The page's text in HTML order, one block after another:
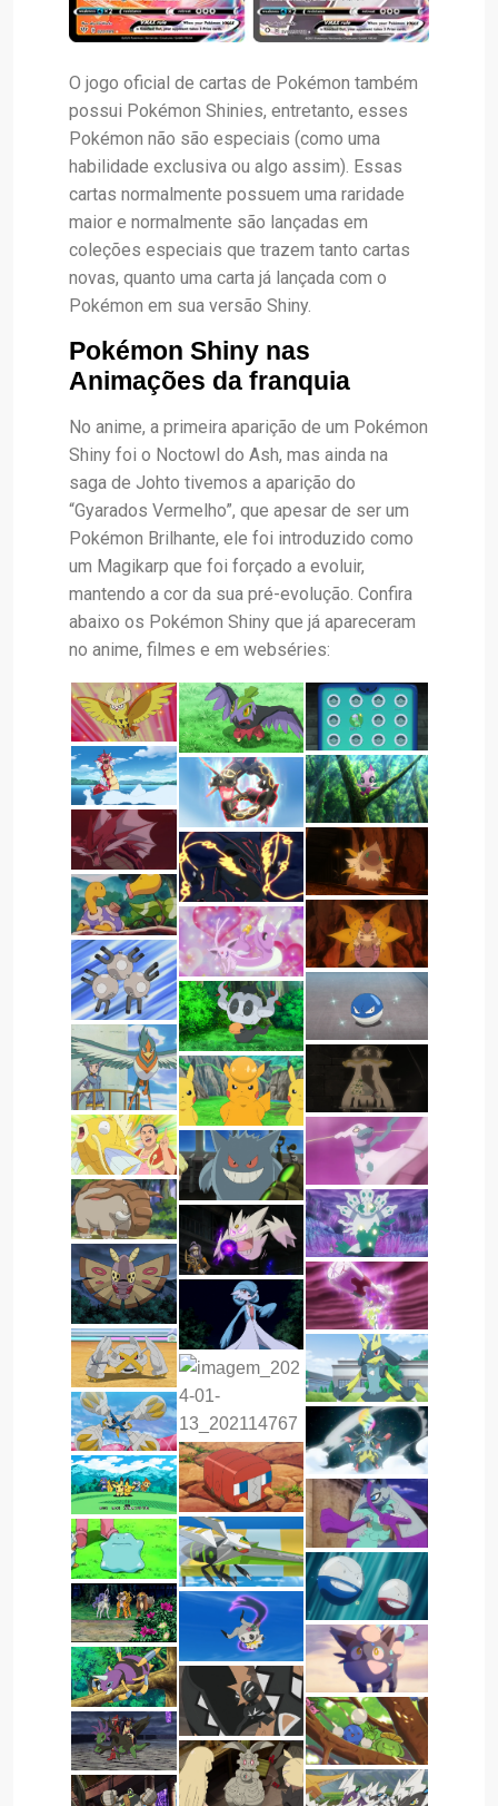
O jogo oficial de cartas de Pokémon também
possui Pokémon Shinies, entretanto, esses
Pokémon não são especiais (como uma
habilidade exclusiva ou algo assim). Essas
cartas normalmente possuem uma raridade
maior e normalmente são lançadas em
coleções especiais que trazem tanto cartas
novas, quanto uma carta já lançada com o
Pokémon em sua versão Shiny.
Pokémon Shiny nas
Animações da franquia
No anime, a primeira aparição de um Pokémon
Shiny foi o Noctowl do Ash, mas ainda na
saga de Johto tivemos a aparição do
“Gyarados Vermelho”, que apesar de ser um
Pokémon Brilhante, ele foi introduzido como
um Magikarp que foi forçado a evoluir,
mantendo a cor da sua pré-evolução. Confira
abaixo os Pokémon Shiny que já apareceram
no anime, filmes e em webséries: